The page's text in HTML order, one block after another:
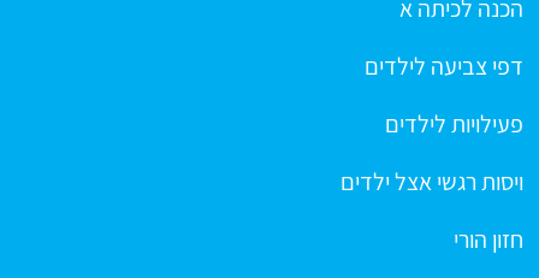
הכנה לכיתה א
דפי צביעה לילדים
פעילויות לילדים
ויסות רגשי אצל ילדים
חזון הורי